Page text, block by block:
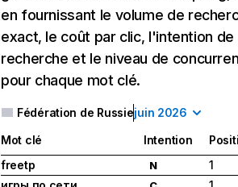
en fournissant le volume de
exact, le coût par clic, l'intention de
recherche et le niveau de
pour chaque mot clé.
Fédération de Russiejuin 2026
Mot clé Intention
freetp
N
1